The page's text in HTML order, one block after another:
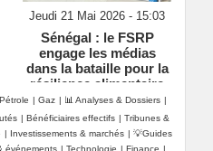
Jeudi 21 Mai 2026 - 15:03
Sénégal : le FSRP
engage les médias
dans la bataille pour la
résilience alimentaire
Pétrole | Gaz | 📊 Analyses & Dossiers |
| Bénéficiaires effectifs | Tribunes &
| Investissements & marchés | 💡Guides
événements | Technologie | Finance |